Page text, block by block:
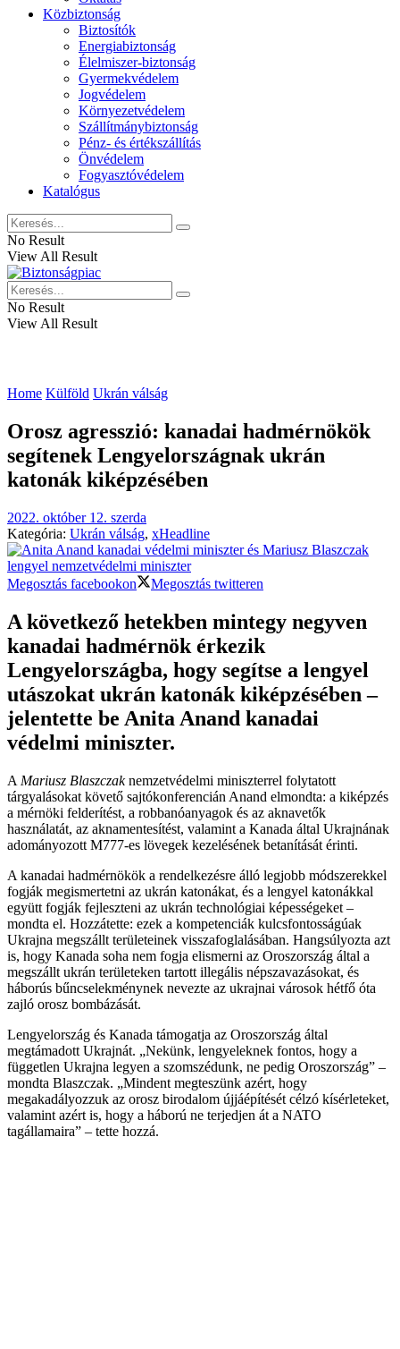
Közbiztonság
Biztosítók
Energiabiztonság
Élelmiszer-biztonság
Gyermekvédelem
Jogvédelem
Környezetvédelem
Szállítmánybiztonság
Pénz- és értékszállítás
Önvédelem
Fogyasztóvédelem
Katalógus
No Result
View All Result
No Result
View All Result
Home Külföld Ukrán válság
Orosz agresszió: kanadai hadmérnökök
segítenek Lengyelországnak ukrán
katonák kiképzésében
2022. október 12. szerda
Kategória: Ukrán válság, xHeadline
Megosztás facebookon Megosztás twitteren
A következő hetekben mintegy negyven
kanadai hadmérnök érkezik
Lengyelországba, hogy segítse a lengyel
utászokat ukrán katonák kiképzésében –
jelentette be Anita Anand kanadai
védelmi miniszter.
A Mariusz Blaszczaknemzetvédelmi miniszterrel folytatott
tárgyalásokat követő sajtókonferencián Anand elmondta: a kiképzés
a mérnöki felderítést, a robbanóanyagok és az aknavetők
használatát, az aknamentesítést, valamint a Kanada által Ukrajnának
adományozott M777-es lövegek kezelésének betanítását érinti.
A kanadai hadmérnökök a rendelkezésre álló legjobb módszerekkel
fogják megismertetni az ukrán katonákat, és a lengyel katonákkal
együtt fogják fejleszteni az ukrán technológiai képességeket –
mondta el. Hozzátette: ezek a kompetenciák kulcsfontosságúak
Ukrajna megszállt területeinek visszafoglalásában. Hangsúlyozta azt
is, hogy Kanada soha nem fogja elismerni az Oroszország által a
megszállt ukrán területeken tartott illegális népszavazásokat, és
háborús bűncselekménynek nevezte az ukrajnai városok hétfő óta
zajló orosz bombázását.
Lengyelország és Kanada támogatja az Oroszország által
megtámadott Ukrajnát. „Nekünk, lengyeleknek fontos, hogy a
független Ukrajna legyen a szomszédunk, ne pedig Oroszország” –
mondta Blaszczak. „Mindent megteszünk azért, hogy
megakadályozzuk az orosz birodalom újjáépítését célzó kísérleteket,
valamint azért is, hogy a háború ne terjedjen át a NATO
tagállamaira” – tette hozzá.